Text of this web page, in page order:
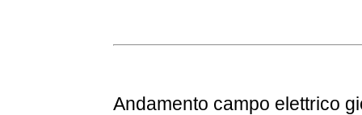
Andamento campo elettrico